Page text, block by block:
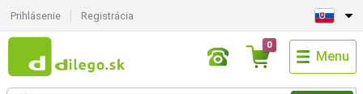
Prihlásenie Registrácia
0
Menu